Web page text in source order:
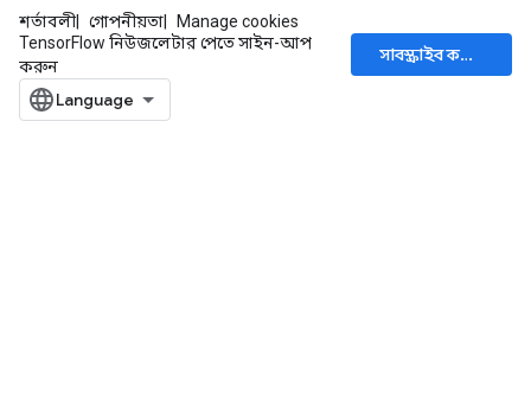
শর্তাবলী গোপনীয়তা
Manage cookies
TensorFlow নিউজলেটার পেতে সাইন-আপ
করুন
সাবস্ক্রাইব করুন